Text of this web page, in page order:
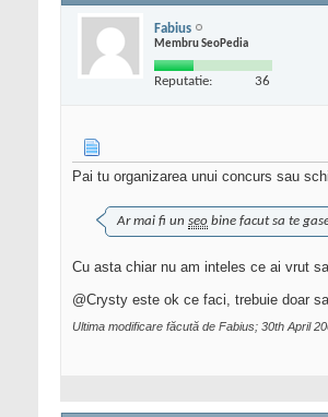
Fabius
Membru SeoPedia
Reputatie: 36
Pai tu organizarea unui concurs sau
Ar mai fi un seo bine facut sa te
Cu asta chiar nu am inteles ce ai vrut
@Crysty este ok ce faci, trebuie doar
Ultima modificare făcută de Fabius; 30th April